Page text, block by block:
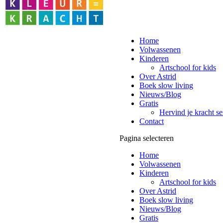
Home
Volwassenen
Kinderen
Artschool for kids
Over Astrid
Boek slow living
Nieuws/Blog
Gratis
Hervind je kracht
Contact
Pagina selecteren
Home
Volwassenen
Kinderen
Artschool for kids
Over Astrid
Boek slow living
Nieuws/Blog
Gratis